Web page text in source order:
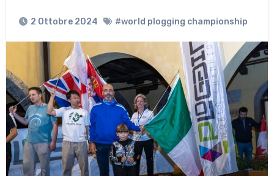
2 Ottobre 2024 #world plogging championship